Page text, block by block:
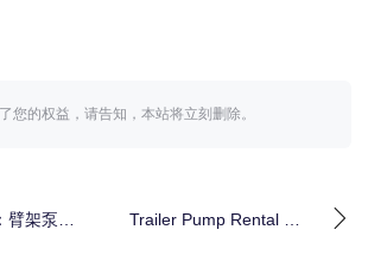
您的权益，请告知，本站将立刻删除。
架泵租
Trailer Pump Rental 拖